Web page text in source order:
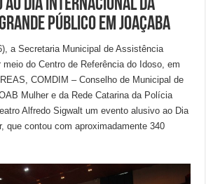
ao Dia Internacional da
público em Joaçaba
a Secretaria Municipal de Assistência
do Centro de Referência do Idoso, em
COMDIM – Conselho de Municipal de
Mulher e da Rede Catarina da Polícia
Alfredo Sigwalt um evento alusivo ao Dia
que contou com aproximadamente 340